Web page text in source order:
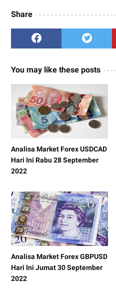
Share
You may like these posts
Analisa Market Forex USDCAD
Hari Ini Rabu 28 September
2022
Analisa Market Forex GBPUSD
Hari Ini Jumat 30 September
2022